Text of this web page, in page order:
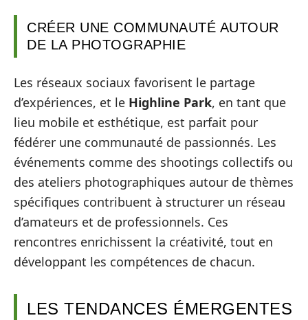
CRÉER UNE COMMUNAUTÉ AUTOUR
DE LA PHOTOGRAPHIE
Les réseaux sociaux favorisent le partage
d’expériences, et le Highline Park, en tant que
lieu mobile et esthétique, est parfait pour
fédérer une communauté de passionnés. Les
événements comme des shootings collectifs ou
des ateliers photographiques autour de thèmes
spécifiques contribuent à structurer un réseau
d’amateurs et de professionnels. Ces
rencontres enrichissent la créativité, tout en
développant les compétences de chacun.
LES TENDANCES ÉMERGENTES